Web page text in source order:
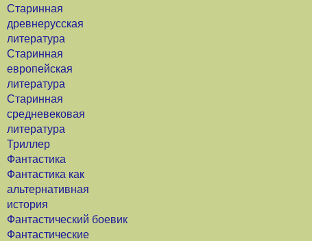
Старинная
древнерусская
литература
Старинная
европейская
литература
Старинная
средневековая
литература
Триллер
Фантастика
Фантастика как
альтернативная
история
Фантастический боевик
Фантастические